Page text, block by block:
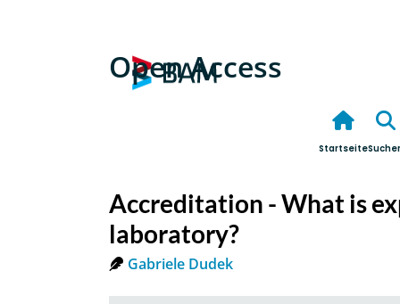
Open Access
Startseite
Accreditation - What is
laboratory?
Gabriele Dudek